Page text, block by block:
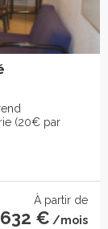
(20€ par
À partir de
632 € /mois